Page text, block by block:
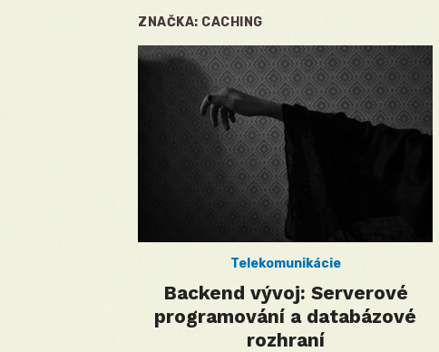
ZNAČKA: CACHING
Telekomunikácie
Backend vývoj: Serverové
programování a databázové
rozhraní